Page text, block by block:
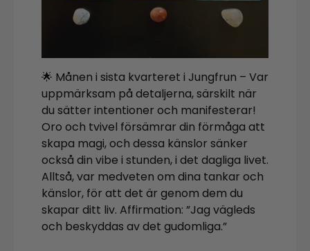
🌟 Månen i sista kvarteret i Jungfrun – Var
uppmärksam på detaljerna, särskilt när
du sätter intentioner och manifesterar!
Oro och tvivel försämrar din förmåga att
skapa magi, och dessa känslor sänker
också din vibe i stunden, i det dagliga livet.
Alltså, var medveten om dina tankar och
känslor, för att det är genom dem du
skapar ditt liv. Affirmation: ”Jag vägleds
och beskyddas av det gudomliga.”